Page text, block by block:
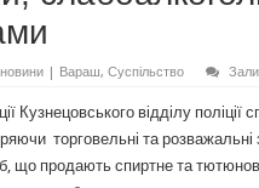
новини | Вараш, Суспільство
Кузнецовського відділу поліції
торговельні та
що продають спиртне та